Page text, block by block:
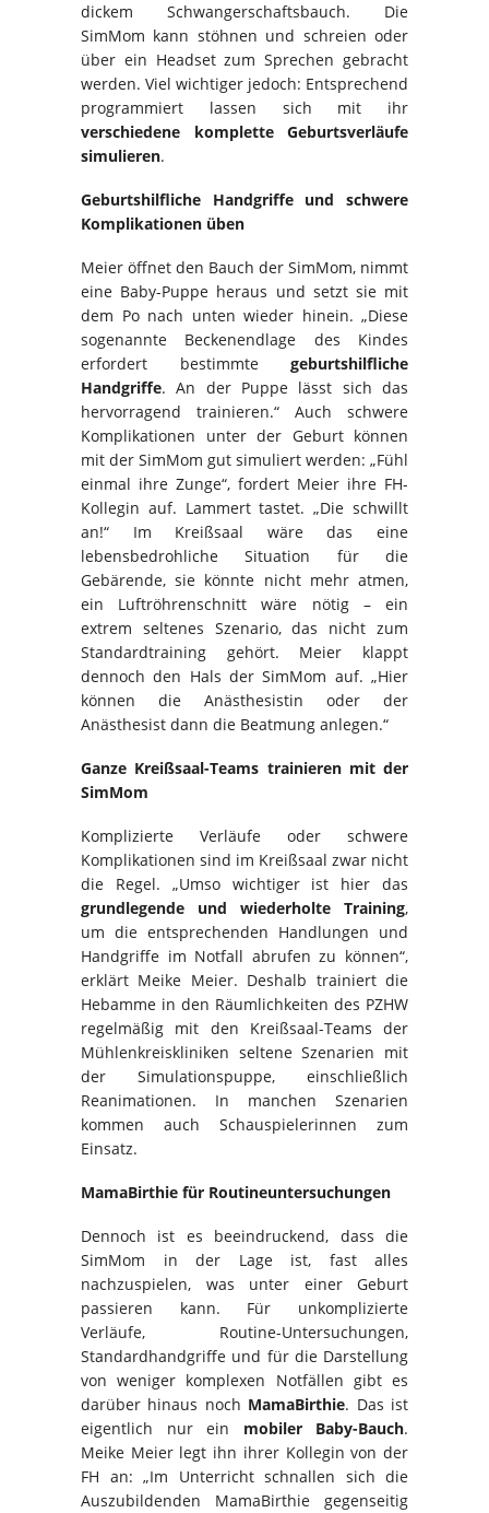
dickem Schwangerschaftsbauch. Die
SimMom kann stöhnen und schreien oder
über ein Headset zum Sprechen gebracht
werden. Viel wichtiger jedoch: Entsprechend
programmiert lassen sich mit ihr
verschiedene komplette Geburtsverläufe
simulieren.
Geburtshilfliche Handgriffe und schwere
Komplikationen üben
Meier öffnet den Bauch der SimMom, nimmt
eine Baby-Puppe heraus und setzt sie mit
dem Po nach unten wieder hinein. „Diese
sogenannte Beckenendlage des Kindes
erfordert bestimmte geburtshilfliche
Handgriffe. An der Puppe lässt sich das
hervorragend trainieren.“ Auch schwere
Komplikationen unter der Geburt können
mit der SimMom gut simuliert werden: „Fühl
einmal ihre Zunge“, fordert Meier ihre FH-
Kollegin auf. Lammert tastet. „Die schwillt
an!“ Im Kreißsaal wäre das eine
lebensbedrohliche Situation für die
Gebärende, sie könnte nicht mehr atmen,
ein Luftröhrenschnitt wäre nötig – ein
extrem seltenes Szenario, das nicht zum
Standardtraining gehört. Meier klappt
dennoch den Hals der SimMom auf. „Hier
können die Anästhesistin oder der
Anästhesist dann die Beatmung anlegen.“
Ganze Kreißsaal-Teams trainieren mit der
SimMom
Komplizierte Verläufe oder schwere
Komplikationen sind im Kreißsaal zwar nicht
die Regel. „Umso wichtiger ist hier das
grundlegende und wiederholte Training,
um die entsprechenden Handlungen und
Handgriffe im Notfall abrufen zu können“,
erklärt Meike Meier. Deshalb trainiert die
Hebamme in den Räumlichkeiten des PZHW
regelmäßig mit den Kreißsaal-Teams der
Mühlenkreiskliniken seltene Szenarien mit
der Simulationspuppe, einschließlich
Reanimationen. In manchen Szenarien
kommen auch Schauspielerinnen zum
Einsatz.
MamaBirthie für Routineuntersuchungen
Dennoch ist es beeindruckend, dass die
SimMom in der Lage ist, fast alles
nachzuspielen, was unter einer Geburt
passieren kann. Für unkomplizierte
Verläufe, Routine-Untersuchungen,
Standardhandgriffe und für die Darstellung
von weniger komplexen Notfällen gibt es
darüber hinaus noch MamaBirthie. Das ist
eigentlich nur ein mobiler Baby-Bauch.
Meike Meier legt ihn ihrer Kollegin von der
FH an: „Im Unterricht schnallen sich die
Auszubildenden MamaBirthie gegenseitig